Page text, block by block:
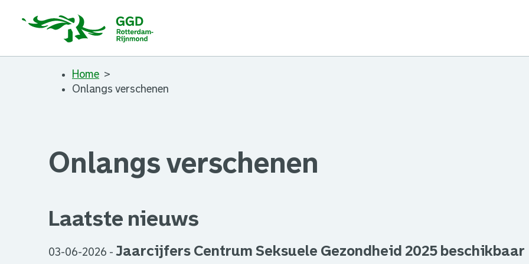
Home
Onlangs verschenen
Onlangs verschenen
Laatste nieuws
03-06-2026 - Jaarcijfers Centrum Seksuele Gezondheid 2025 beschikbaar